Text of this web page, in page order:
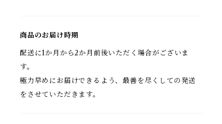
商品のお届け時期
配送に1か月から2か月前後いただく場合がございま
す。
極力早めにお届けできるよう、最善を尽くしての発送
をさせていただきます。